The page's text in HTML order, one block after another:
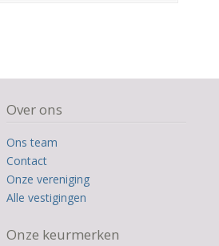
Over ons
Ons team
Contact
Onze vereniging
Alle vestigingen
Onze keurmerken